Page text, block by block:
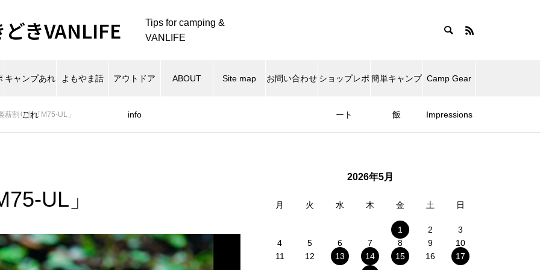
きVANLIFE
Tips for camping &
VANLIFE
キャンプあれ
これ
よもやま話 アウトドア
info
ABOUT Site map お問い合わせ ショップレポ
ート
簡単キャンプ
飯
Camp Gear
Impressions
薪割り台「M75-UL」
UL」
2026年5月
月 火 水 木 金 土 日
1 2
3
4
5 6 7 8 9
10
11
12 13 14 15 16
17